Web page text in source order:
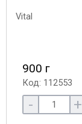
900 г
Код: 112553
- +